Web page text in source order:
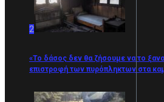
2
«Το δάσος δεν θα ζήσουμε να το
επιστροφή των πυρόπληκτων στα